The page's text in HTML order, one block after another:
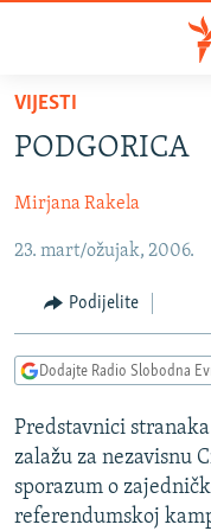
Pređite
glavni
Pređite
na
navigaciju
Pređite
na
pretragu
SRBIJA
KOSOVO
CRNA GORA
VIZUELNO
VIDEO
FOTOGALERIJE
INFOGRAFIKE
PODCASTI
RAT U UKRAJINI
KINA NA BALKANU
RSE PRIČE IZ SVIJETA
VIJESTI
PODGORICA
Mirjana Rakela
23. mart/ožujak, 2006.
Podijelite
Dodajte Radio Slobodna
Predstavnici
zalažu za nezavisnu
sporazum o
referendumskoj